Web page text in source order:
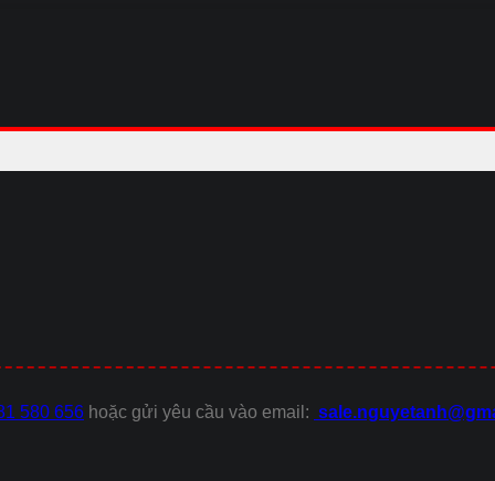
580 656 hoặc gửi yêu cầu vào email: